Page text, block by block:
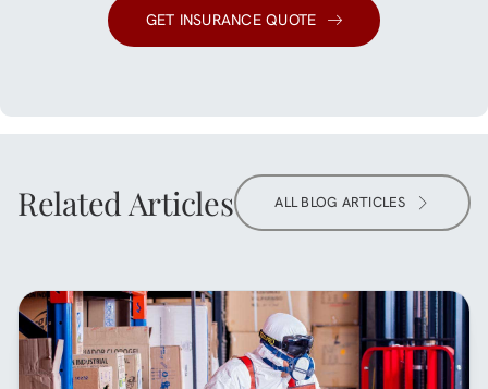
GET INSURANCE QUOTE
Related Articles ALL BLOG ARTICLES